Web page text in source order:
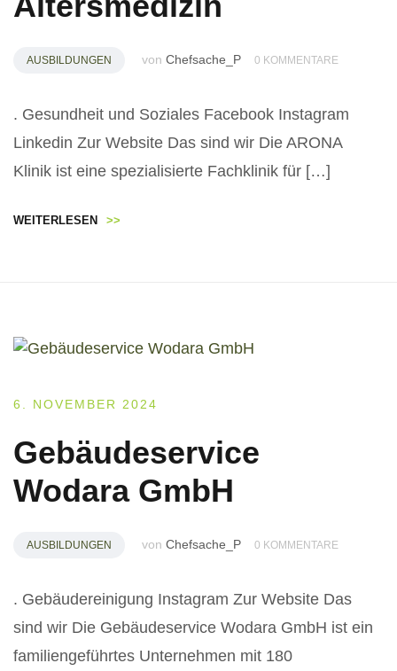
AUSBILDUNGEN von Chefsache_P 0 KOMMENTARE
. Gesundheit und Soziales Facebook Instagram
Linkedin Zur Website Das sind wir Die ARONA
Klinik ist eine spezialisierte Fachklinik für […]
WEITERLESEN >>
6. NOVEMBER 2024
Gebäudeservice
Wodara GmbH
AUSBILDUNGEN von Chefsache_P 0 KOMMENTARE
. Gebäudereinigung Instagram Zur Website Das
sind wir Die Gebäudeservice Wodara GmbH ist ein
familiengeführtes Unternehmen mit 180